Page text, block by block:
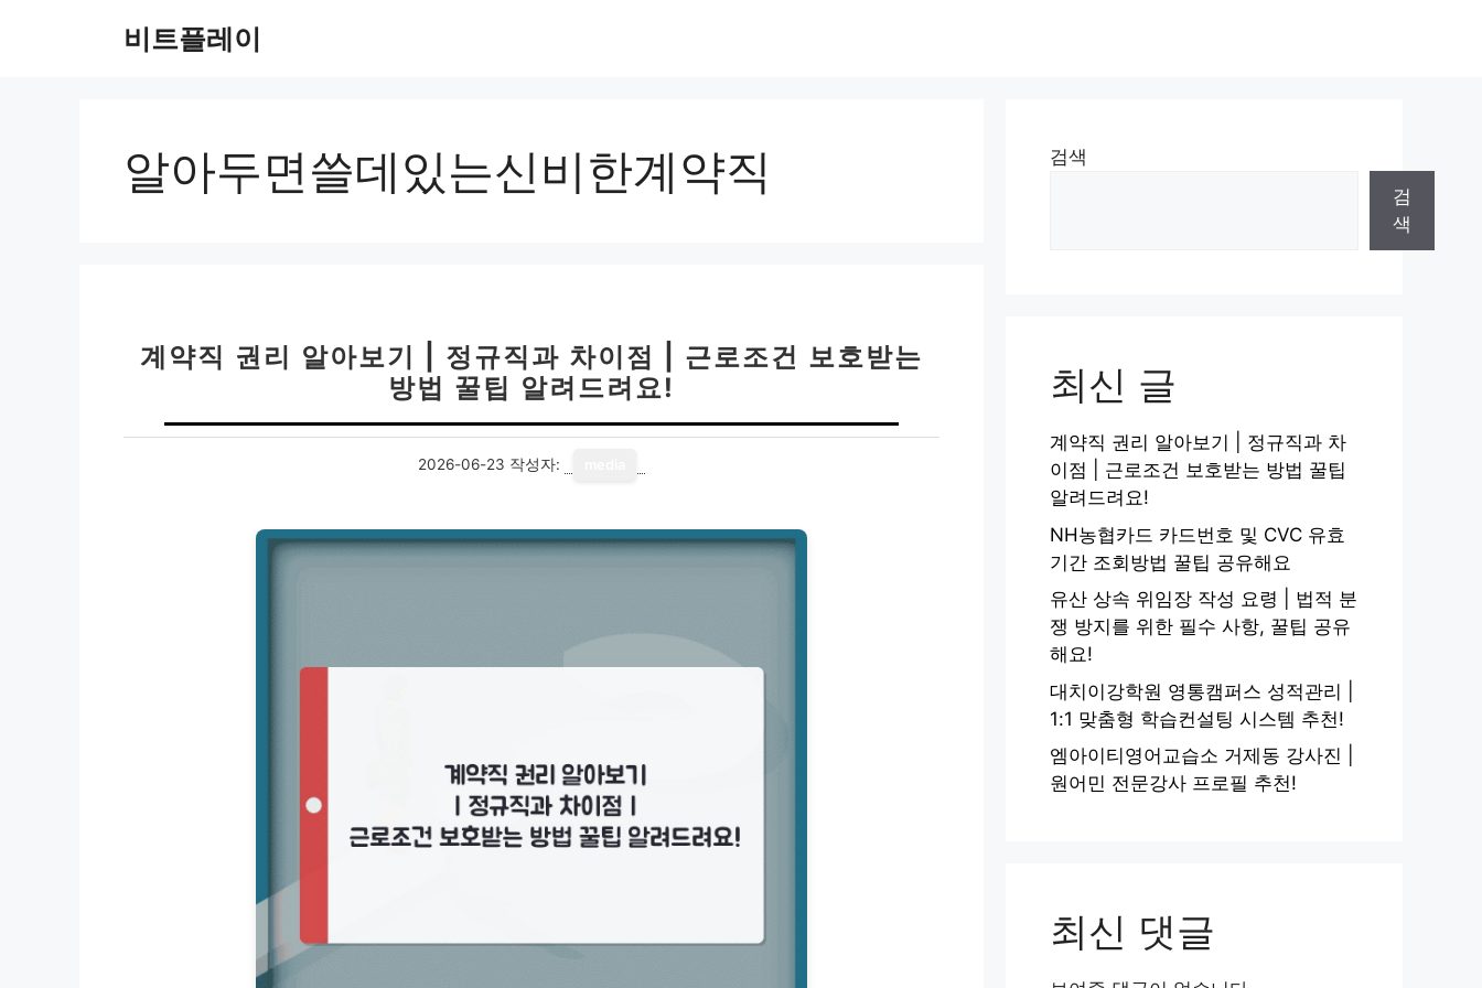
비트플레이
알아두면쓸데있는신비한계약직
계약직 권리 알아보기 | 정규직과 차이점 | 근로조건 보호받는
방법 꿀팁 알려드려요!
2026-06-23 작성자:
검색
검
색
최신 글
계약직 권리 알아보기 | 정규직과 차
이점 | 근로조건 보호받는 방법 꿀팁
알려드려요!
NH농협카드 카드번호 및 CVC 유효
기간 조회방법 꿀팁 공유해요
유산 상속 위임장 작성 요령 | 법적 분
쟁 방지를 위한 필수 사항, 꿀팁 공유
해요!
대치이강학원 영통캠퍼스 성적관리 |
1:1 맞춤형 학습컨설팅 시스템 추천!
엠아이티영어교습소 거제동 강사진 |
원어민 전문강사 프로필 추천!
최신 댓글